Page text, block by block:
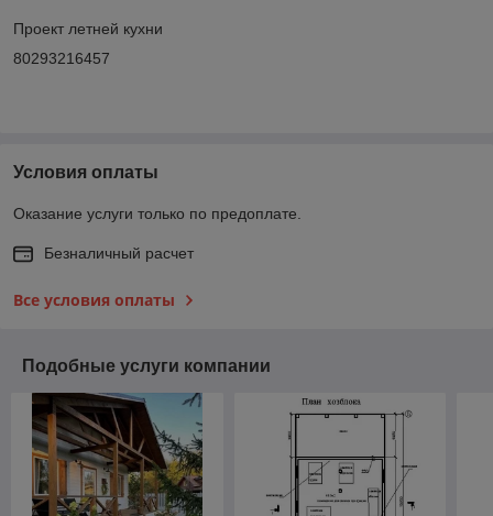
Проект летней кухни
80293216457
Условия оплаты
Оказание услуги только по предоплате.
Безналичный расчет
Все условия оплаты
Подобные услуги компании